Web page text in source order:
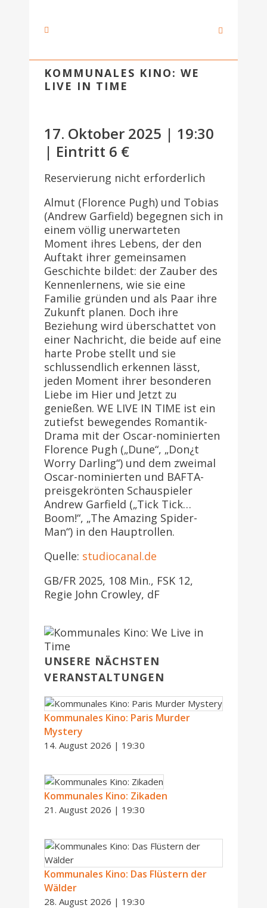
KOMMUNALES KINO: WE
LIVE IN TIME
17. Oktober 2025 | 19:30
| Eintritt 6 €
Reservierung nicht erforderlich
Almut (Florence Pugh) und Tobias
(Andrew Garfield) begegnen sich in
einem völlig unerwarteten
Moment ihres Lebens, der den
Auftakt ihrer gemeinsamen
Geschichte bildet: der Zauber des
Kennenlernens, wie sie eine
Familie gründen und als Paar ihre
Zukunft planen. Doch ihre
Beziehung wird überschattet von
einer Nachricht, die beide auf eine
harte Probe stellt und sie
schlussendlich erkennen lässt,
jeden Moment ihrer besonderen
Liebe im Hier und Jetzt zu
genießen. WE LIVE IN TIME ist ein
zutiefst bewegendes Romantik-
Drama mit der Oscar-nominierten
Florence Pugh („Dune“, „Don¿t
Worry Darling“) und dem zweimal
Oscar-nominierten und BAFTA-
preisgekrönten Schauspieler
Andrew Garfield („Tick Tick…
Boom!“, „The Amazing Spider-
Man“) in den Hauptrollen.
Quelle: studiocanal.de
GB/FR 2025, 108 Min., FSK 12,
Regie John Crowley, dF
UNSERE NÄCHSTEN
VERANSTALTUNGEN
Kommunales Kino: Paris Murder
Mystery
14. August 2026 | 19:30
Kommunales Kino: Zikaden
21. August 2026 | 19:30
Kommunales Kino: Das Flüstern der
Wälder
28. August 2026 | 19:30